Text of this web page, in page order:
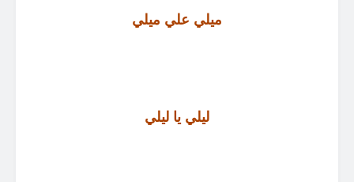
ميلي علي ميلي
ليلي يا ليلي